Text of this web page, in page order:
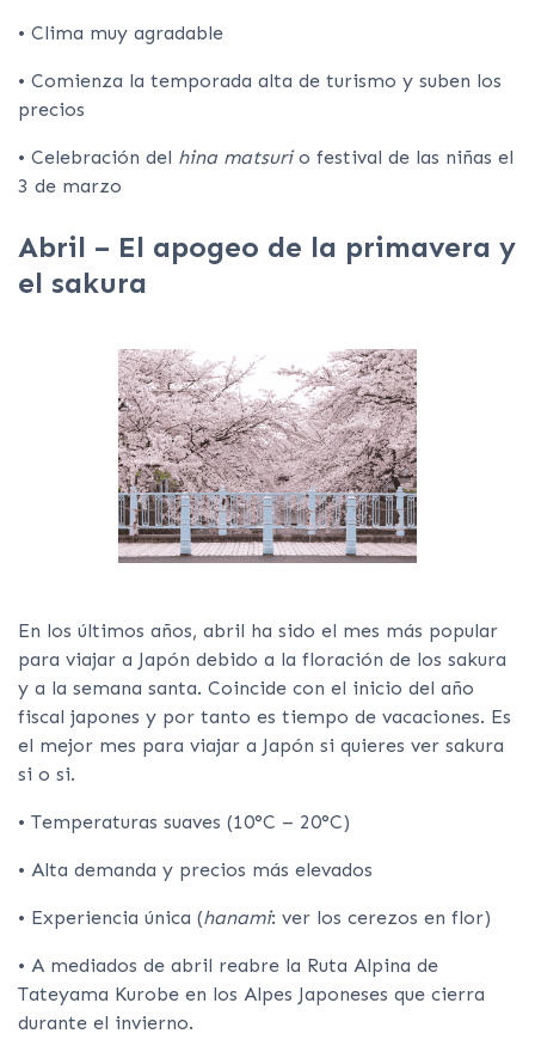
• Clima muy agradable
• Comienza la temporada alta de turismo y suben los
precios
• Celebración del hina matsurio festival de las niñas el
3 de marzo
Abril – El apogeo de la primavera y
el sakura
En los últimos años, abril ha sido el mes más popular
para viajar a Japón debido a la floración de los sakura
y a la semana santa. Coincide con el inicio del año
fiscal japones y por tanto es tiempo de vacaciones. Es
el mejor mes para viajar a Japón si quieres ver sakura
si o si.
• Temperaturas suaves (10°C – 20°C)
• Alta demanda y precios más elevados
• Experiencia única (hanami: ver los cerezos en flor)
• A mediados de abril reabre la Ruta Alpina de
Tateyama Kurobe en los Alpes Japoneses que cierra
durante el invierno.